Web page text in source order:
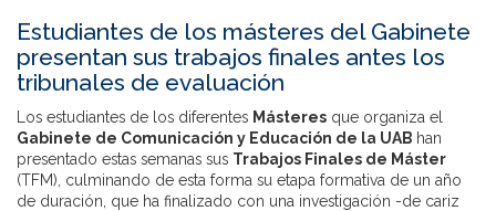
Estudiantes de los másteres del Gabinete
presentan sus trabajos finales antes los
tribunales de evaluación
Los estudiantes de los diferentes Másteres que organiza el
Gabinete de Comunicación y Educación de la UAB han
presentado estas semanas sus Trabajos Finales de Máster
(TFM), culminando de esta forma su etapa formativa de un año
de duración, que ha finalizado con una investigación -de cariz